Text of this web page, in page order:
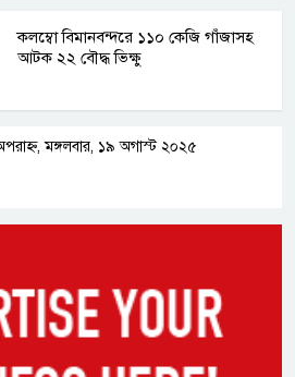
কলম্বো বিমানবন্দরে ১১০ কেজি গাঁজাসহ
আটক ২২ বৌদ্ধ ভিক্ষু
মঙ্গলবার, ১৯ অগাস্ট ২০২৫